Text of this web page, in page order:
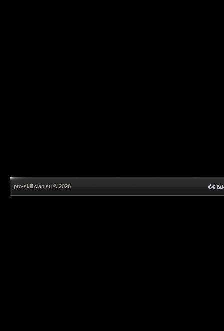
pro-skill.clan.su © 2026